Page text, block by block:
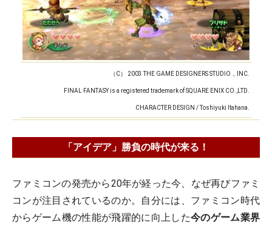
（C） 2003 THE GAME DESIGNERS STUDIO，INC.
FINAL FANTASY is a registered trademark of SQUARE ENIX CO.,LTD.
CHARACTER DESIGN / Toshiyuki Itahana.
「アイデア」勝負の時代が来る！
ファミコンの発売から20年が経った今、なぜ再びファミ
コンが注目されているのか。自分には、ファミコン時代
からゲーム機の性能が飛躍的に向上した今のゲーム業界